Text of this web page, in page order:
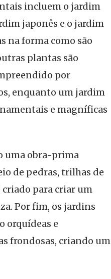
incluem o jardim
japonês e o jardim
na forma como são
plantas são
por
enquanto um jardim
e magníficas
uma obra-prima
de pedras, trilhas de
criado para criar um
Por fim, os jardins
orquídeas e
frondosas, criando um